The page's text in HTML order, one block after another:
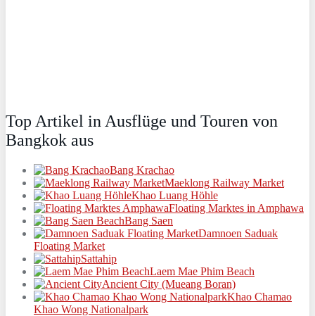
Top Artikel in Ausflüge und Touren von
Bangkok aus
Bang Krachao
Maeklong Railway Market
Khao Luang Höhle
Floating Marktes in Amphawa
Bang Saen
Damnoen Saduak
Floating Market
Sattahip
Laem Mae Phim Beach
Ancient City (Mueang Boran)
Khao Chamao
Khao Wong Nationalpark